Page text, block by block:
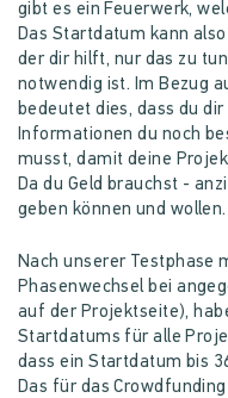
gibt es ein Feuerwerk,
Das Startdatum kann
der dir hilft, nur das zu
notwendig ist. Im Bezug
bedeutet dies, dass du
Informationen du noch
musst, damit deine
Da du Geld brauchst -
geben können und wollen.
Nach unserer Testphase
Phasenwechsel bei
auf der Projektseite),
Startdatums für alle
dass ein Startdatum bis
Das für das